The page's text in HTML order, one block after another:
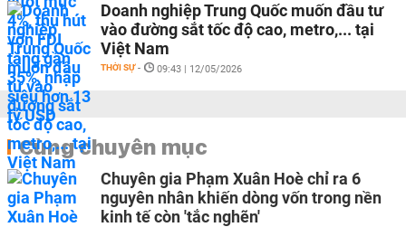
Doanh nghiệp Trung Quốc muốn đầu tư
vào đường sắt tốc độ cao, metro,... tại
Việt Nam
THỜI SỰ - 09:43 | 12/05/2026
Cùng chuyên mục
Chuyên gia Phạm Xuân Hoè chỉ ra 6
nguyên nhân khiến dòng vốn trong nền
kinh tế còn 'tắc nghẽn'